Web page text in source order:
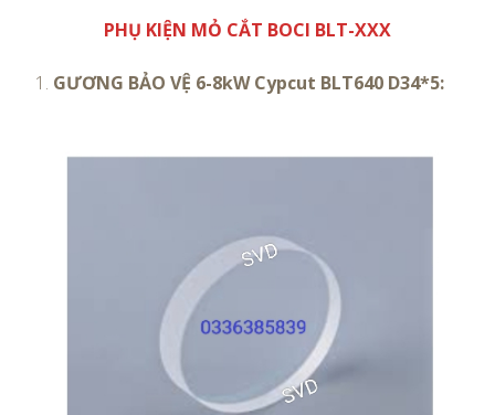
PHỤ KIỆN MỎ CẮT BOCI BLT-XXX
GƯƠNG BẢO VỆ 6-8kW Cypcut BLT640 D34*5: